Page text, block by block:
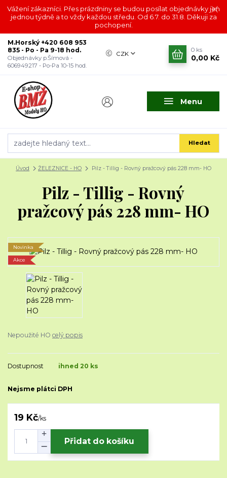
Vážení zákazníci. Přes prázdniny se budou posílat objednávky jen
jednou týdně a to vždy každou středu. Od 6.7. do 31.8. Děkuji za
pochopení.
Menu
CZK
Hledat
M.Horský +420 608 953
835 - Po - Pa 9-18 hod.
Objednávky p.Šímová -
606949217 - Po-Pa 10-15 hod.
0 ks
0,00 Kč
Úvod ŽELEZNICE - HO Pilz - Tillig - Rovný pražcový pás 228 mm- HO
Pilz - Tillig - Rovný
pražcový pás 228 mm- HO
Novinka
Akce
Nepoužité HO celý popis
Dostupnost ihned 20 ks
Nejsme plátci DPH
19 Kč/ks
Přidat do košíku